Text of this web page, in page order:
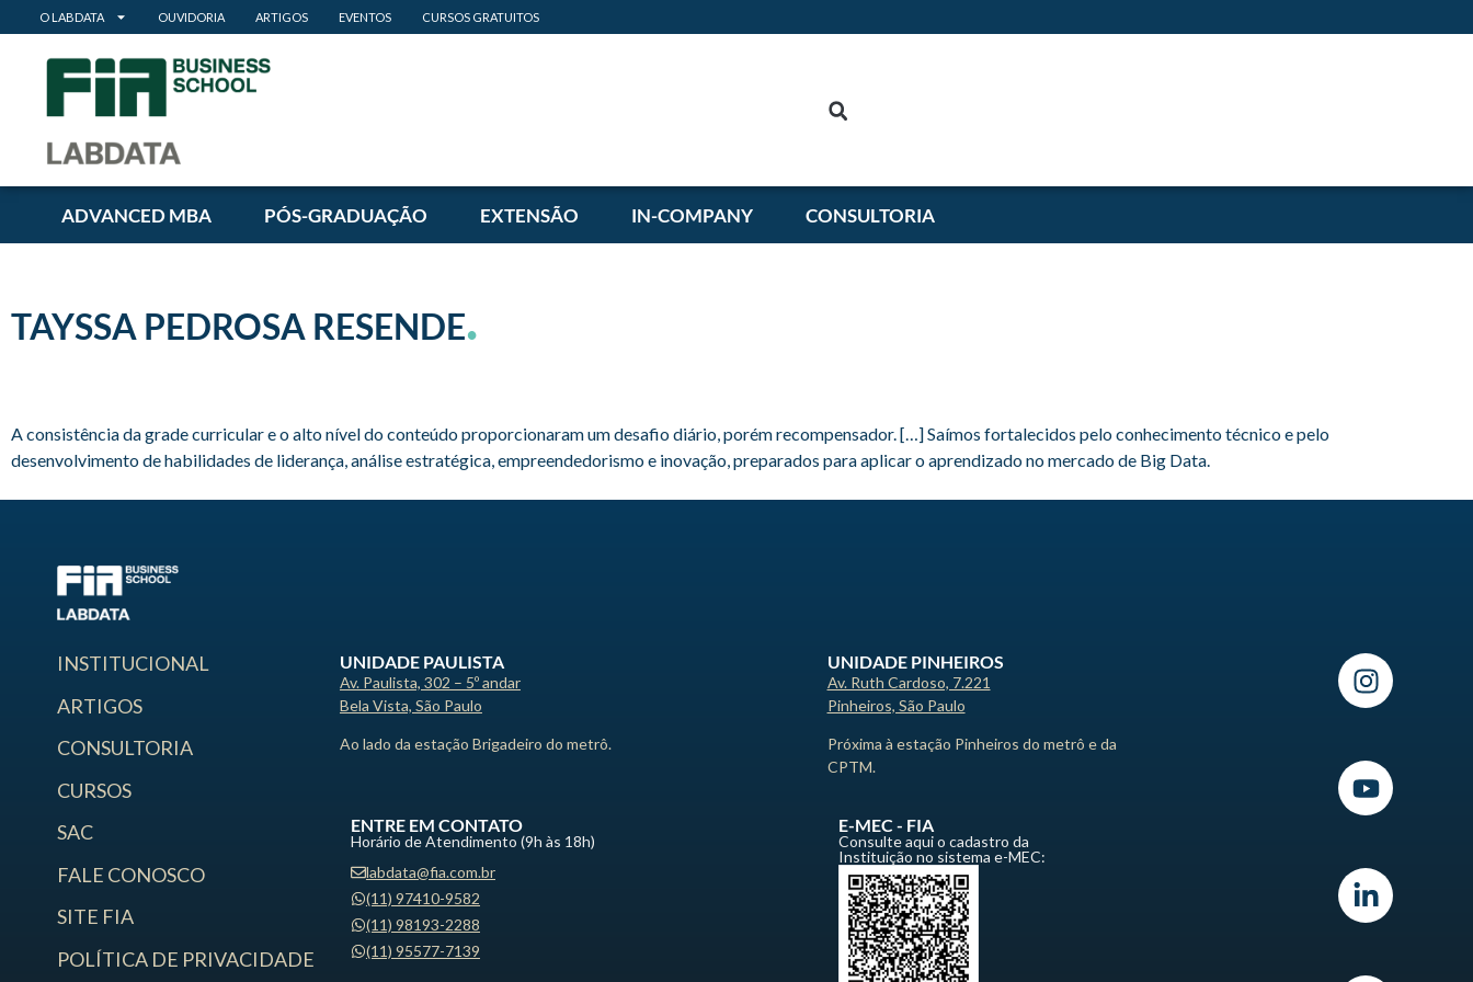
O LABDATA OUVIDORIA ARTIGOS EVENTOS CURSOS GRATUITOS
ADVANCED MBA PÓS-GRADUAÇÃO EXTENSÃO IN-COMPANY CONSULTORIA
TAYSSA PEDROSA RESENDE.
A consistência da grade curricular e o alto nível do conteúdo proporcionaram um desafio diário, porém recompensador. […] Saímos fortalecidos pelo conhecimento técnico e pelo
desenvolvimento de habilidades de liderança, análise estratégica, empreendedorismo e inovação, preparados para aplicar o aprendizado no mercado de Big Data.
INSTITUCIONAL
ARTIGOS
CONSULTORIA
CURSOS
SAC
FALE CONOSCO
SITE FIA
POLÍTICA DE PRIVACIDADE
UNIDADE PAULISTA
Av. Paulista, 302 – 5º andar
Bela Vista, São Paulo
Ao lado da estação Brigadeiro do metrô.
UNIDADE PINHEIROS
Av. Ruth Cardoso, 7.221
Pinheiros, São Paulo
Próxima à estação Pinheiros do metrô e da
CPTM.
ENTRE EM CONTATO
Horário de Atendimento (9h às 18h)
labdata@fia.com.br
(11) 97410-9582
(11) 98193-2288
(11) 95577-7139
E-MEC - FIA
Consulte aqui o cadastro da
Instituição no sistema e-MEC: